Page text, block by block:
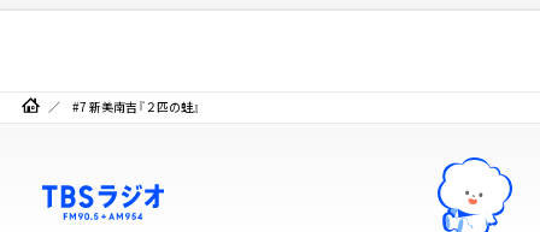
#7 新美南吉『２匹の蛙』